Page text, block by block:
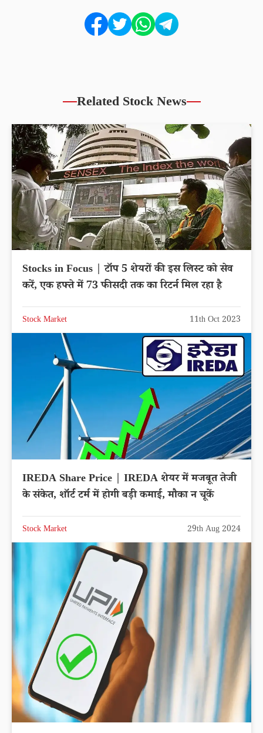
Related Stock News
Stocks in Focus | टॉप 5 शेयरों की इस लिस्ट को सेव
करें, एक हफ्ते में 73 फीसदी तक का रिटर्न मिल रहा है
Stock Market 11th Oct 2023
IREDA Share Price | IREDA शेयर में मजबूत तेजी
के संकेत, शॉर्ट टर्म में होगी बड़ी कमाई, मौका न चूकें
Stock Market 29th Aug 2024